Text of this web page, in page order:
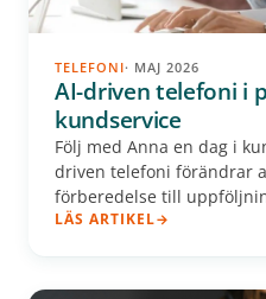
TELEFONI· MAJ 2026
AI-driven telefoni i
kundservice
Följ med Anna en dag i
driven telefoni förändrar
förberedelse till
LÄS ARTIKEL